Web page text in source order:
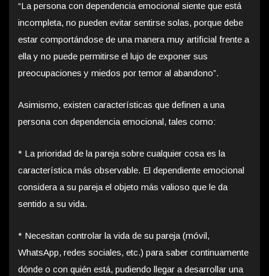
“La persona con dependencia emocional siente que está
incompleta, no pueden evitar sentirse solas, porque debe
estar comportándose de una manera muy artificial frente a
ella y no puede permitirse el lujo de exponer sus
preocupaciones y miedos por temor al abandono”.
Asimismo, existen características que definen a una
persona con dependencia emocional, tales como:
* La prioridad de la pareja sobre cualquier cosa es la
característica más observable. El dependiente emocional
considera a su pareja el objeto más valioso que le da
sentido a su vida.
* Necesitan controlar la vida de su pareja (móvil,
WhatsApp, redes sociales, etc.) para saber continuamente
dónde o con quién está, pudiendo llegar a desarrollar una